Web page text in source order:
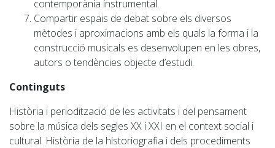
contemporània instrumental.
Compartir espais de debat sobre els diversos
mètodes i aproximacions amb els quals la forma i la
construcció musicals es desenvolupen en les obres,
autors o tendències objecte d’estudi.
Continguts
Història i periodització de les activitats i del pensament
sobre la música dels segles XX i XXI en el context social i
cultural. Història de la historiografia i dels procediments